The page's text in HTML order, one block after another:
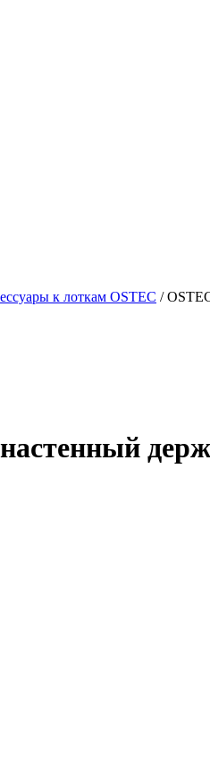
к лоткам OSTEC /